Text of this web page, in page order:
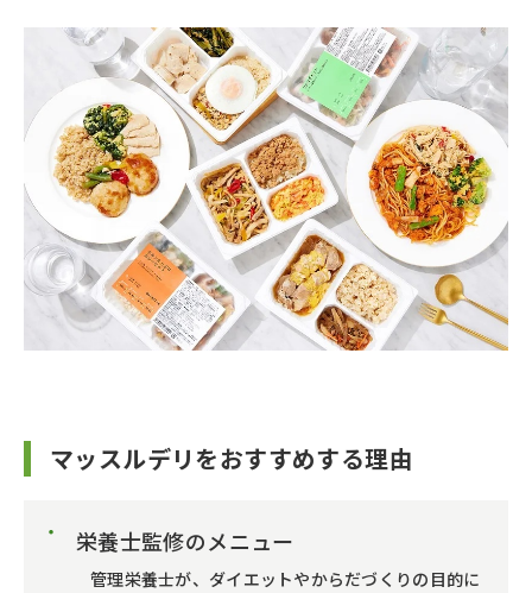
マッスルデリをおすすめする理由
栄養士監修のメニュー
管理栄養士が、ダイエットやからだづくりの目的に